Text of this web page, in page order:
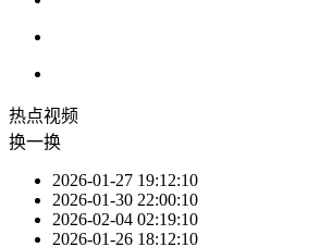
热点视频
换一换
2026-01-27 19:12:10
2026-01-30 22:00:10
2026-02-04 02:19:10
2026-01-26 18:12:10